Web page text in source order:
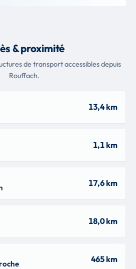
& proximité
de transport accessibles depuis
Rouffach.
13,4 km
1,1 km
17,6 km
18,0 km
465 km